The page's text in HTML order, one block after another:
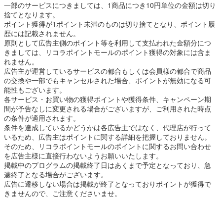
一部のサービスにつきましては、1商品につき10円単位の金額は切り
捨てとなります。
ポイント獲得が1ポイント未満のものは切り捨てとなり、ポイント履
歴には記載されません。
原則として広告主側のポイント等を利用して支払われた金額分につ
きましては、リコラポイントモールのポイント獲得の対象には含ま
れません。
広告主が運営しているサービスの都合もしくは会員様の都合で商品
の交換や一部でもキャンセルされた場合、ポイントが無効になる可
能性もございます。
各サービス・お買い物の獲得ポイントや獲得条件、キャンペーン期
間が予告なしに変更される場合がございますが、ご利用された時点
の条件が適用されます。
条件を達成しているかどうかは各広告主ではなく、代理店が行って
いるため、広告主はポイントに関する詳細を把握しておりません。
そのため、リコラポイントモールのポイントに関するお問い合わせ
を広告主様に直接行わないようお願いいたします。
掲載中のプログラムの掲載終了日はあくまで予定となっており、急
遽終了となる場合がございます。
広告に遷移しない場合は掲載が終了となっておりポイントが獲得で
きませんので、ご注意くださいませ。